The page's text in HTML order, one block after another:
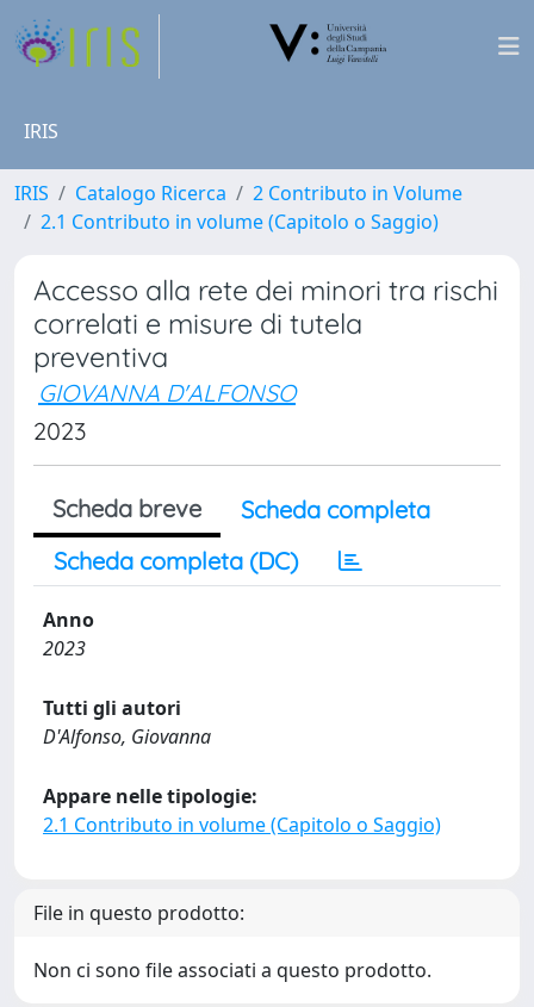
IRIS
IRIS Catalogo Ricerca
2 Contributo in Volume
2.1 Contributo in volume (Capitolo o Saggio)
Accesso alla rete dei minori tra rischi
correlati e misure di tutela
preventiva
GIOVANNA D'ALFONSO
2023
Scheda breve
Scheda completa
Scheda completa (DC)
Anno
2023
Tutti gli autori
D'Alfonso, Giovanna
Appare nelle tipologie:
2.1 Contributo in volume (Capitolo o Saggio)
File in questo prodotto:
Non ci sono file associati a questo prodotto.